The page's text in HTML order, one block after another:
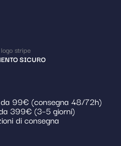
SICURO
99€ (consegna 48/72h)
399€ (3–5 giorni)
di consegna